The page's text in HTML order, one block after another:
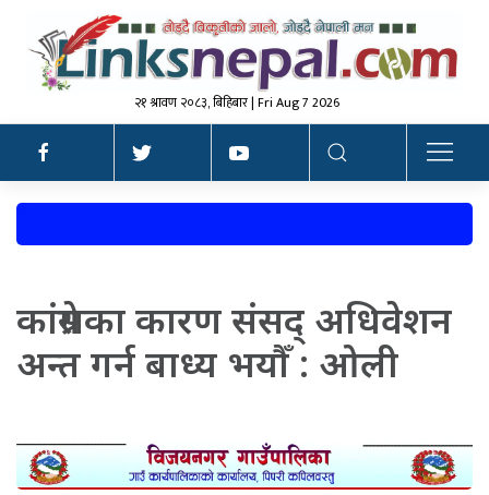
२१ श्रावण २०८३, बिहिबार | Fri Aug 7 2026
कांग्रेसका कारण संसद् अधिवेशन
अन्त गर्न बाध्य भयौँ : ओली